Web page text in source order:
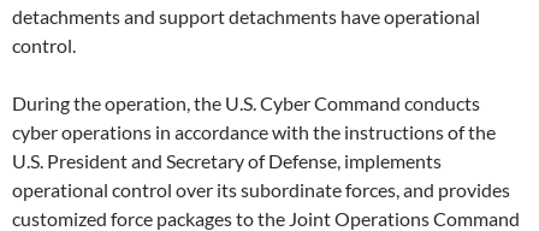
detachments and support detachments have operational
control.
During the operation, the U.S. Cyber Command conducts
cyber operations in accordance with the instructions of the
U.S. President and Secretary of Defense, implements
operational control over its subordinate forces, and provides
customized force packages to the Joint Operations Command